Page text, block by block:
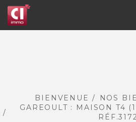
BIENVENUE
NOS
GAREOULT : MAISON T4